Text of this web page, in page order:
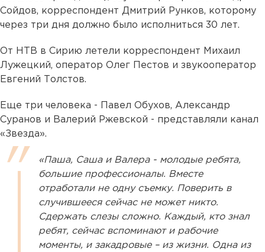
Сойдов, корреспондент Дмитрий Рунков, которому
через три дня должно было исполниться 30 лет.
От НТВ в Сирию летели корреспондент Михаил
Лужецкий, оператор Олег Пестов и звукооператор
Евгений Толстов.
Еще три человека - Павел Обухов, Александр
Суранов и Валерий Ржевской - представляли канал
«Звезда».
«Паша, Саша и Валера - молодые ребята,
большие профессионалы. Вместе
отработали не одну съемку. Поверить в
случившееся сейчас не может никто.
Сдержать слезы сложно. Каждый, кто знал
ребят, сейчас вспоминают и рабочие
моменты, и закадровые – из жизни. Одна из